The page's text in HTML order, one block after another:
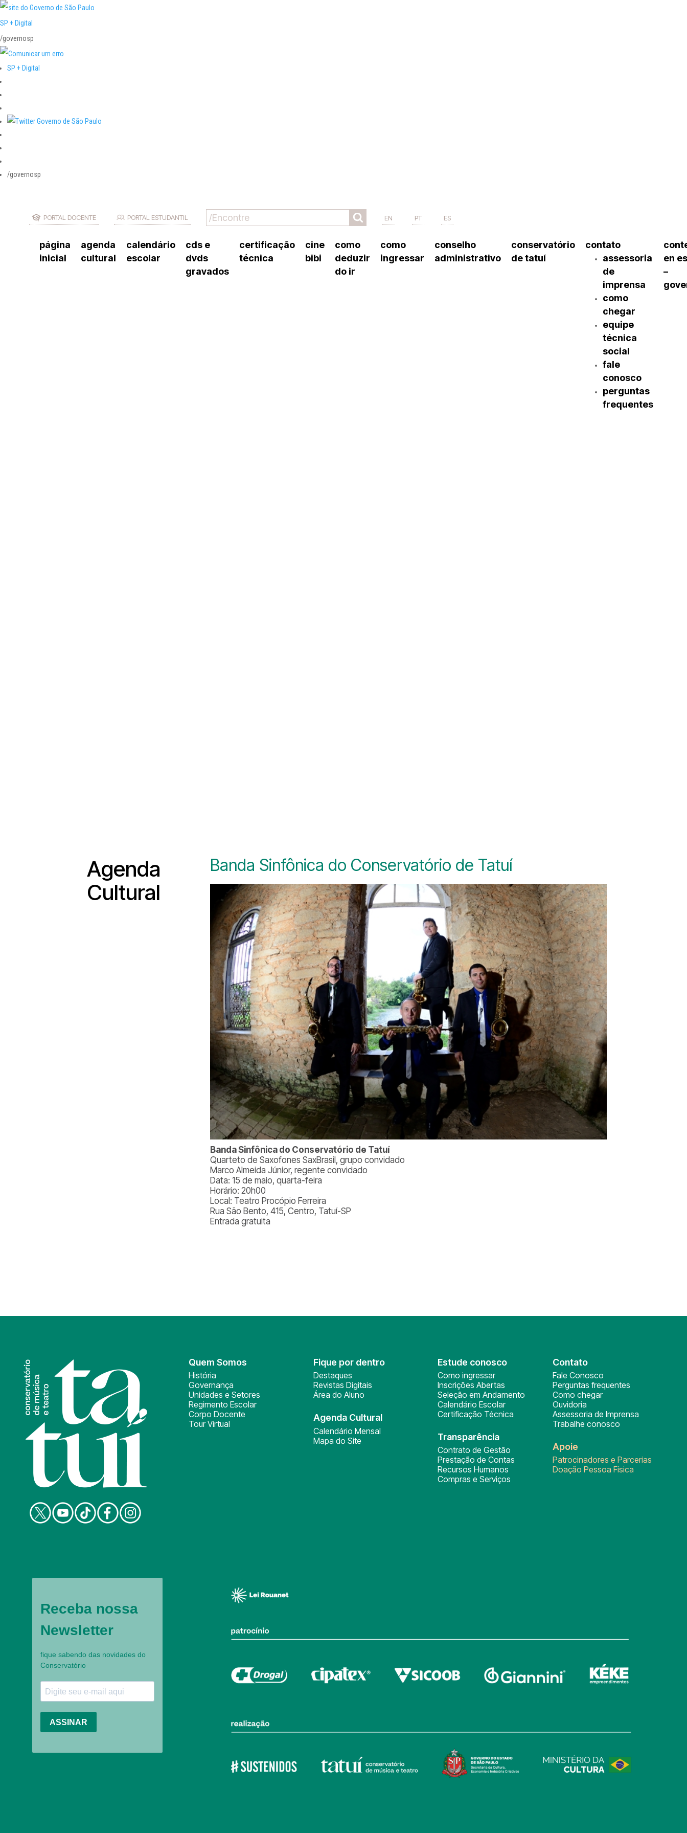
SP + Digital
/governosp
SP + Digital
/governosp
PORTAL DOCENTE PORTAL ESTUDANTIL EN PT ES
página
inicial
agenda
cultural
calendário
escolar
cds e
dvds
gravados
certificação
técnica
cine
bibi
como
deduzir
do ir
como
ingressar
conselho
administrativo
conservatório
de tatuí
contato
assessoria
de
imprensa
como
chegar
equipe
técnica
social
fale
conosco
perguntas
frequentes
en
–
Agenda
Cultural
Banda Sinfônica do Conservatório de Tatuí
Banda Sinfônica do Conservatório de Tatuí
Quarteto de Saxofones SaxBrasil, grupo convidado
Marco Almeida Júnior, regente convidado
Data: 15 de maio, quarta-feira
Horário: 20h00
Local: Teatro Procópio Ferreira
Rua São Bento, 415, Centro, Tatuí-SP
Entrada gratuita
Quem Somos
História
Governança
Unidades e Setores
Regimento Escolar
Corpo Docente
Tour Virtual
Fique por dentro
Destaques
Revistas Digitais
Área do Aluno
Agenda Cultural
Calendário Mensal
Mapa do Site
Estude conosco
Como ingressar
Inscrições Abertas
Seleção em Andamento
Calendário Escolar
Certificação Técnica
Transparência
Contrato de Gestão
Prestação de Contas
Recursos Humanos
Compras e Serviços
Contato
Fale Conosco
Perguntas frequentes
Como chegar
Ouvidoria
Assessoria de Imprensa
Trabalhe conosco
Apoie
Patrocinadores e Parcerias
Doação Pessoa Física